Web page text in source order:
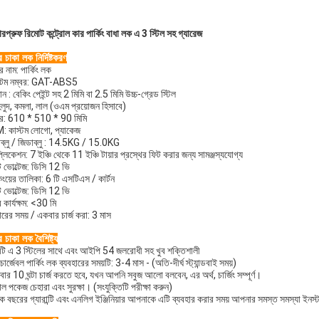
রিমোট কন্ট্রোল কার পার্কিং বাধা লক এ 3 স্টিল সহ গ্যারেজ
চাকা লক নির্দিষ্টকরণ
নাম: পার্কিং লক
নম্বর: GAT-ABS5
: বেকিং পেইন্ট সহ 2 মিমি বা 2.5 মিমি উচ্চ-গ্রেড স্টিল
কমলা, লাল (ওএম প্রয়োজন হিসাবে)
610 * 510 * 90 মিমি
কাস্টম লোগো, প্যাকেজ
/ জিডাব্লু : 14.5KG / 15.0KG
7 ইঞ্চি থেকে 11 ইঞ্চি টায়ার প্রস্থের ফিট করার জন্য সামঞ্জস্যযোগ্য
ডিসি 12 ভি
তালিকা: 6 টি এসটিএস / কার্টন
ডিসি 12 ভি
<30 মি
সময় / একবার চার্জ করা: 3 মাস
চাকা লক বৈশিষ্ট্য
এ 3 স্টিলের সাথে এবং আইপি 54 জলরোধী সহ খুব শক্তিশালী
পার্কিং লক ব্যবহারের সময়টি: 3-4 মাস - (অতি-দীর্ঘ স্ট্যান্ডবাই সময়)
10 ঘন্টা চার্জ করতে হবে, যখন আপনি সবুজ আলো বলবেন, এর অর্থ, চার্জিং সম্পূর্ণ।
পকেজ চেহারা এবং সুরক্ষা। (সংযুক্তিটি পরীক্ষা করুন)
গ্যারান্টি এবং এনলিগ ইঞ্জিনিয়ার আপনাকে এটি ব্যবহার করার সময় আপনার সমস্ত সমস্যা